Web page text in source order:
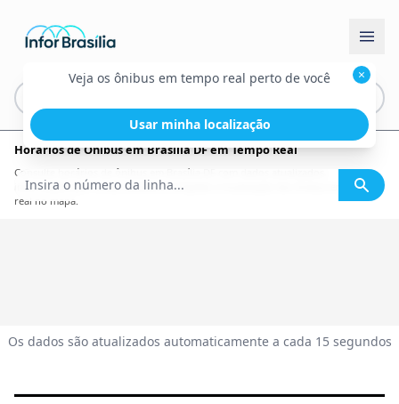
Horários de Ônibus em Brasília DF em Tempo Real
Consulte horários de ônibus em Brasília DF com dados atualizados,
informações por linha, itinerário completo e localização dos ônibus em tempo
real no mapa.
×
Veja os ônibus em tempo real perto de você
Usar minha localização
Os dados são atualizados automaticamente a cada 15 segundos